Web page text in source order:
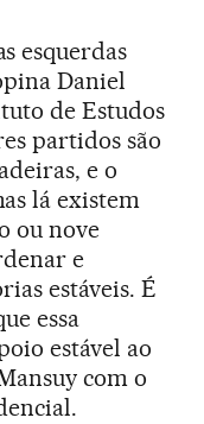
esquerdas
Daniel
de Estudos
partidos são
e o
lá existem
ou nove
e
estáveis. É
essa
estável ao
com o